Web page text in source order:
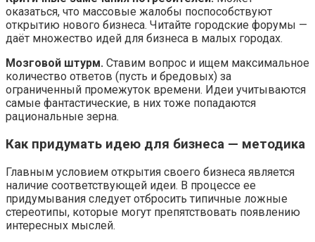
оказаться, что массовые жалобы поспособствуют
открытию нового бизнеса. Читайте городские форумы —
даёт множество идей для бизнеса в малых городах.
Мозговой штурм. Ставим вопрос и ищем максимальное
количество ответов (пусть и бредовых) за
ограниченный промежуток времени. Идеи учитываются
самые фантастические, в них тоже попадаются
рациональные зерна.
Как придумать идею для бизнеса — методика
Главным условием открытия своего бизнеса является
наличие соответствующей идеи. В процессе ее
придумывания следует отбросить типичные ложные
стереотипы, которые могут препятствовать появлению
интересных мыслей.